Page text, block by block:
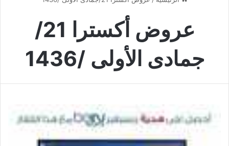
عروض أكسترا 21/
جمادى الأولى /1436